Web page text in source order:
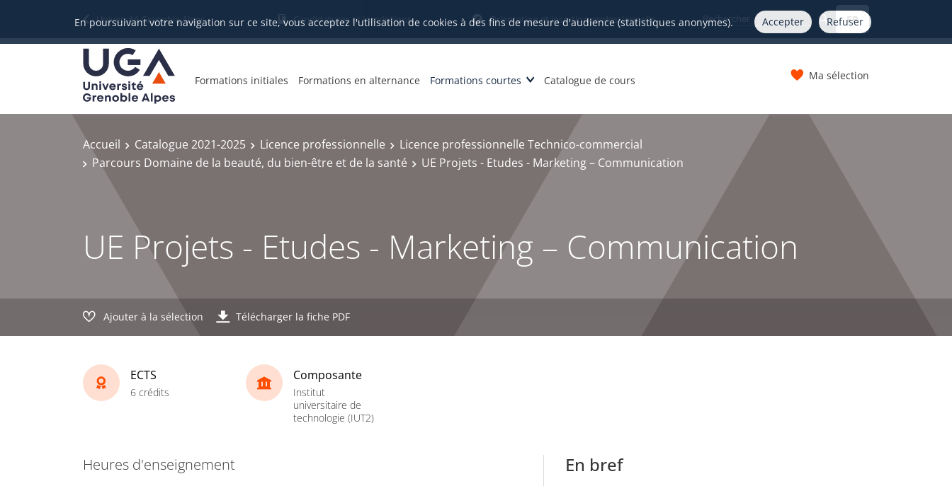
En poursuivant votre navigation sur ce site, vous acceptez l'utilisation de cookies à des fins de mesure d'audience (statistiques anonymes). Accepter Refuser
Université Grenoble Alpes Candidatures et inscriptions Orientation et insertion professionnelle FR
Formations initiales Formations en alternance Formations courtes Catalogue de cours Ma sélection
Accueil Catalogue 2021-2025 Licence professionnelle
Licence professionnelle Technico-commercial
Parcours Domaine de la beauté, du bien-être et de la santé
UE Projets - Etudes - Marketing – Communication
UE Projets - Etudes - Marketing – Communication
Ajouter à la sélection Télécharger la fiche PDF
ECTS
6 crédits
Composante
Institut
universitaire de
technologie (IUT2)
Heures d'enseignement En bref